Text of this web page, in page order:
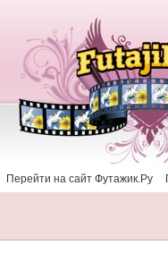
Перейти на сайт Футажик.Ру